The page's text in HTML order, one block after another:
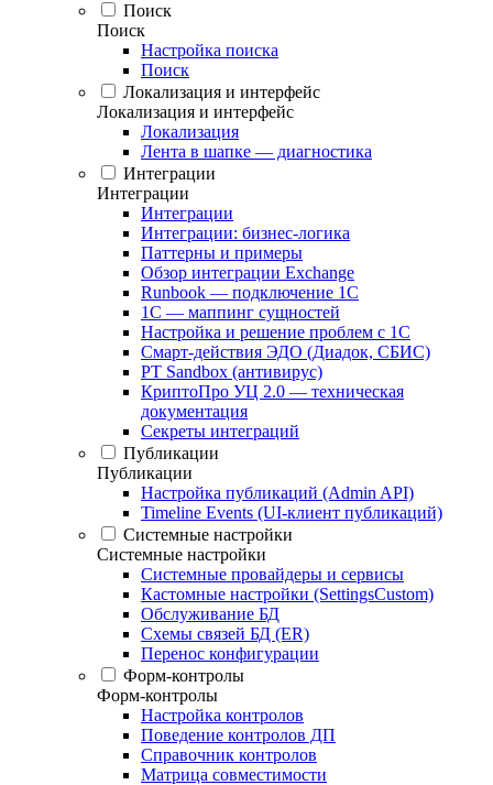
Поиск
Поиск
Настройка поиска
Поиск
Локализация и интерфейс
Локализация и интерфейс
Локализация
Лента в шапке — диагностика
Интеграции
Интеграции
Интеграции
Интеграции: бизнес-логика
Паттерны и примеры
Обзор интеграции Exchange
Runbook — подключение 1С
1С — маппинг сущностей
Настройка и решение проблем с 1С
Смарт-действия ЭДО (Диадок, СБИС)
PT Sandbox (антивирус)
КриптоПро УЦ 2.0 — техническая
документация
Секреты интеграций
Публикации
Публикации
Настройка публикаций (Admin API)
Timeline Events (UI-клиент публикаций)
Системные настройки
Системные настройки
Системные провайдеры и сервисы
Кастомные настройки (SettingsCustom)
Обслуживание БД
Схемы связей БД (ER)
Перенос конфигурации
Форм-контролы
Форм-контролы
Настройка контролов
Поведение контролов ДП
Справочник контролов
Матрица совместимости